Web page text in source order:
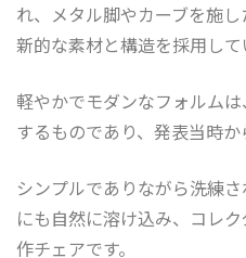
れ、メタル脚やカーブを施
新的な素材と構造を採用して
軽やかでモダンなフォルム
するものであり、発表当時か
シンプルでありながら洗練
にも自然に溶け込み、コレ
作チェアです。